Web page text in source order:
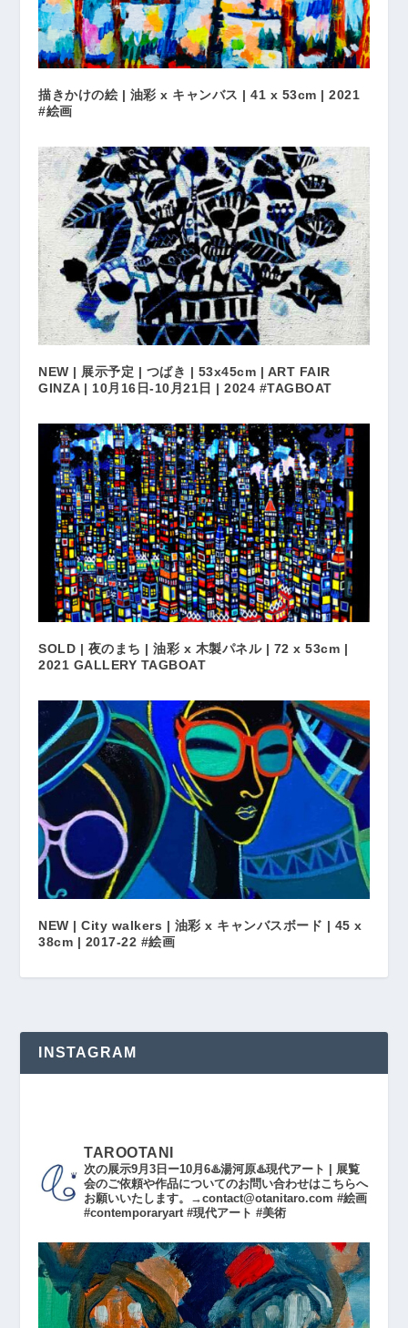
描きかけの絵 | 油彩 x キャンバス | 41 x 53cm | 2021
#絵画
NEW | 展示予定 | つばき | 53x45cm | ART FAIR
GINZA | 10月16日-10月21日 | 2024 #TAGBOAT
SOLD | 夜のまち | 油彩 x 木製パネル | 72 x 53cm |
2021 GALLERY TAGBOAT
NEW | City walkers | 油彩 x キャンバスボード | 45 x
38cm | 2017-22 #絵画
INSTAGRAM
TAROOTANI
次の展示9月3日ー10月6♨️湯河原♨️現代アート | 展覧
会のご依頼や作品についてのお問い合わせはこちらへ
お願いいたします。→contact@otanitaro.com #絵画
#contemporaryart #現代アート #美術